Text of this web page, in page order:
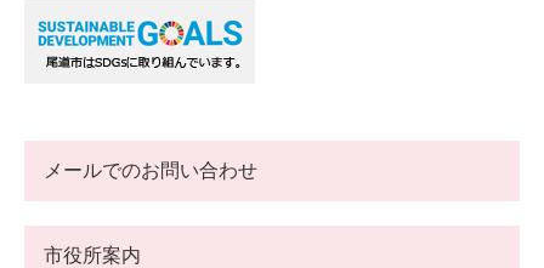
メールでのお問い合わせ
市役所案内